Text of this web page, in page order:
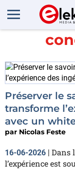
En
Préserver le
transforme
avec un
par Nicolas Feste
16-06-2026 | Dans
l’expérience est